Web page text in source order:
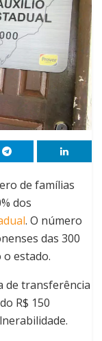
de famílias
dos
. O número
das 300
estado.
de transferência
R$ 150